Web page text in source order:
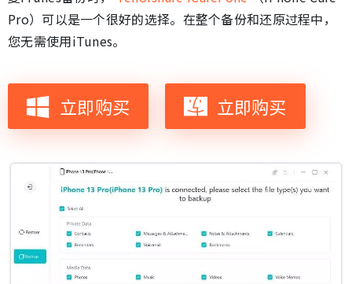
Pro）可以是一个很好的选择。在整个备份和还原过程中，
您无需使用iTunes。
立即购买 立即购买